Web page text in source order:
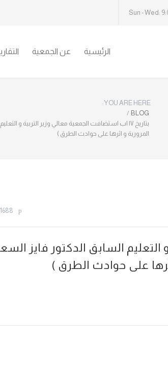
Sun - Wed:
الرئيسية عن الجمعية
YOU ARE HERE:
BLOG
/
بتاريخ ١٧ اب استضافت الجمعية معالي وزير التربية و
المرورية و اثرها على حوادث الطرق )
1688
و التعليم السابق الدكتور فايز
على حوادث الطرق )